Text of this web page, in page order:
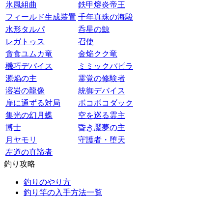
氷風組曲
鉄甲熔炎帝王
フィールド生成装置 千年真珠の海駿
水形タルパ
呑星の鯨
レガトゥス
召使
貪食ユムカ竜
金焔クク竜
機巧デバイス
ミミックパピラ
源焔の主
霊覚の修験者
溶岩の龍像
統御デバイス
扉に通ずる対局
ボコボコダック
集光の幻月蝶
空を巡る霊主
博士
昏き魘夢の主
月ヤモリ
守護者・堕天
左道の真諦者
釣り攻略
釣りのやり方
釣り竿の入手方法一覧